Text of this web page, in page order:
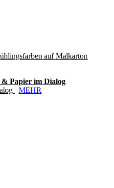
auf Malkarton
Papier im Dialog
MEHR